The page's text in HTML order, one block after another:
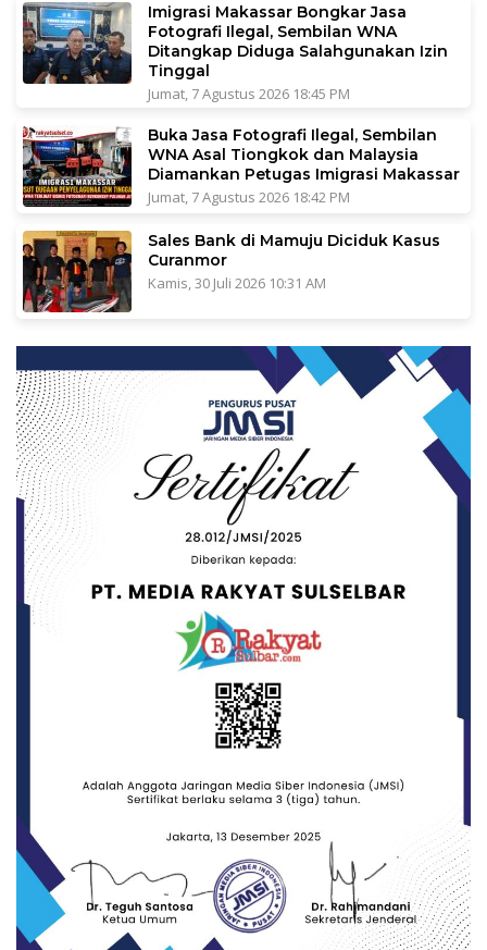
Imigrasi Makassar Bongkar Jasa
Fotografi Ilegal, Sembilan WNA
Ditangkap Diduga Salahgunakan Izin
Tinggal
Jumat, 7 Agustus 2026 18:45 PM
Buka Jasa Fotografi Ilegal, Sembilan
WNA Asal Tiongkok dan Malaysia
Diamankan Petugas Imigrasi Makassar
Jumat, 7 Agustus 2026 18:42 PM
Sales Bank di Mamuju Diciduk Kasus
Curanmor
Kamis, 30 Juli 2026 10:31 AM